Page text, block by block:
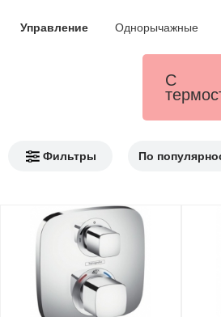
Управление Однорычажные
С
Фильтры